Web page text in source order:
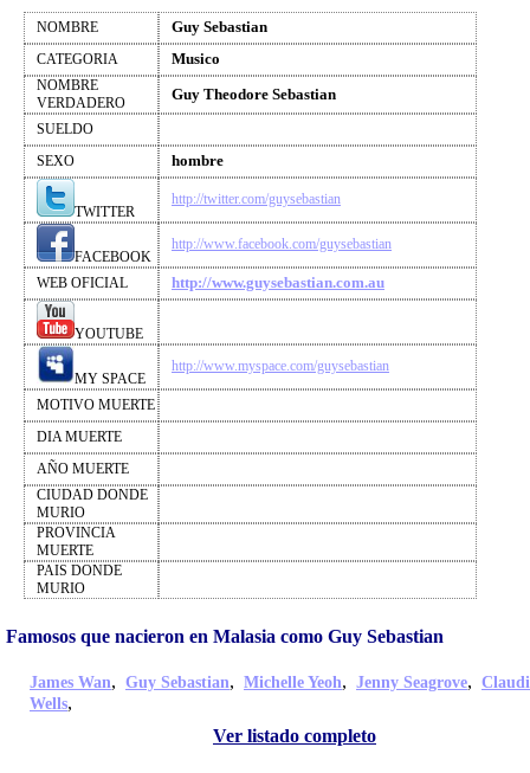
NOMBRE Guy Sebastian
CATEGORIA Musico
NOMBRE
VERDADERO
Guy Theodore Sebastian
SUELDO
SEXO
hombre
TWITTER
http://twitter.com/guysebastian
FACEBOOK
http://www.facebook.com/guysebastian
WEB OFICIAL http://www.guysebastian.com.au
YOUTUBE
MY SPACE
http://www.myspace.com/guysebastian
MOTIVO MUERTE
DIA MUERTE
AÑO MUERTE
CIUDAD DONDE
MURIO
PROVINCIA
MUERTE
PAIS DONDE
MURIO
Famosos que nacieron en Malasia como Guy Sebastian
James Wan, Guy Sebastian, Michelle Yeoh, Jenny Seagrove,
Wells,
Ver listado completo